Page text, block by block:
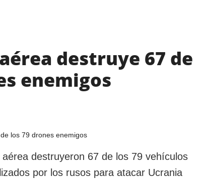
destruye 67 de
enemigos
destruyeron 67 de los 79 vehículos
por los rusos para atacar Ucrania